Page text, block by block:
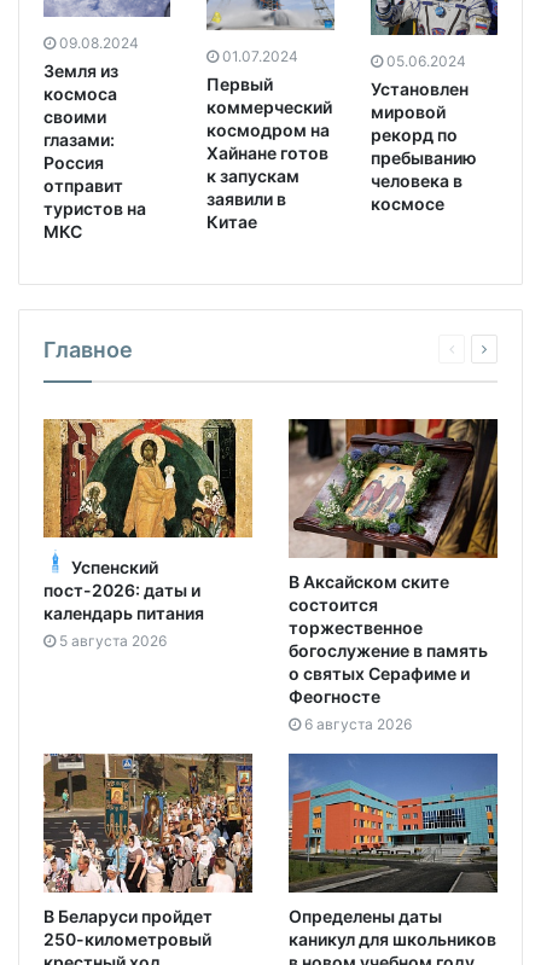
09.08.2024
Земля из
космоса
своими
глазами:
Россия
отправит
туристов на
МКС
01.07.2024
Первый
коммерческий
космодром на
Хайнане готов
к запускам
заявили в
Китае
05.06.2024
Установлен
мировой
рекорд по
пребыванию
человека в
космосе
Главное
Успенский
пост-2026: даты и
календарь питания
5 августа 2026
В Аксайском ските
состоится
торжественное
богослужение в память
о святых Серафиме и
Феогносте
6 августа 2026
В Беларуси пройдет
250-километровый
Определены даты
каникул для школьников